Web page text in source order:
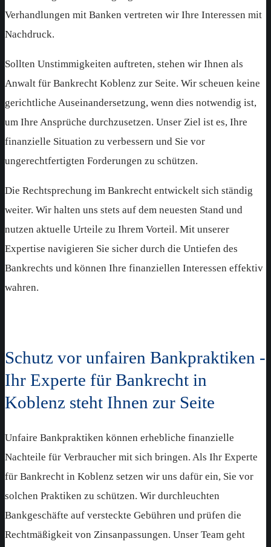
Verhandlungen mit Banken vertreten wir Ihre Interessen mit
Nachdruck.
Sollten Unstimmigkeiten auftreten, stehen wir Ihnen als
Anwalt für Bankrecht Koblenz zur Seite. Wir scheuen keine
gerichtliche Auseinandersetzung, wenn dies notwendig ist,
um Ihre Ansprüche durchzusetzen. Unser Ziel ist es, Ihre
finanzielle Situation zu verbessern und Sie vor
ungerechtfertigten Forderungen zu schützen.
Die Rechtsprechung im Bankrecht entwickelt sich ständig
weiter. Wir halten uns stets auf dem neuesten Stand und
nutzen aktuelle Urteile zu Ihrem Vorteil. Mit unserer
Expertise navigieren Sie sicher durch die Untiefen des
Bankrechts und können Ihre finanziellen Interessen effektiv
wahren.
Schutz vor unfairen Bankpraktiken -
Ihr Experte für Bankrecht in
Koblenz steht Ihnen zur Seite
Unfaire Bankpraktiken können erhebliche finanzielle
Nachteile für Verbraucher mit sich bringen. Als Ihr Experte
für Bankrecht in Koblenz setzen wir uns dafür ein, Sie vor
solchen Praktiken zu schützen. Wir durchleuchten
Bankgeschäfte auf versteckte Gebühren und prüfen die
Rechtmäßigkeit von Zinsanpassungen. Unser Team geht